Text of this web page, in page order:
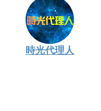
時光代理人